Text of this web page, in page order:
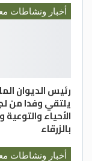
رئيس الديوان
يلتقي وفدا من
الأحياء والتوعية
بالزرقاء